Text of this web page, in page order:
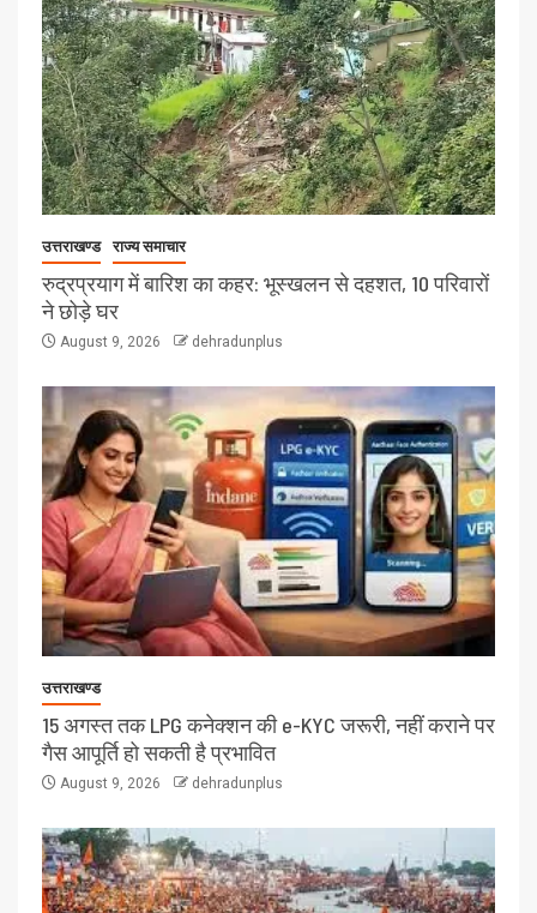
उत्तराखण्ड राज्य समाचार
रुद्रप्रयाग में बारिश का कहर: भूस्खलन से दहशत, 10 परिवारों
ने छोड़े घर
August 9, 2026 dehradunplus
उत्तराखण्ड
15 अगस्त तक LPG कनेक्शन की e-KYC जरूरी, नहीं कराने पर
गैस आपूर्ति हो सकती है प्रभावित
August 9, 2026 dehradunplus